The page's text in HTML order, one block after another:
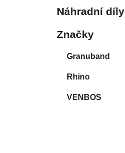
Náhradní díly
Značky
Granuband
Rhino
VENBOS